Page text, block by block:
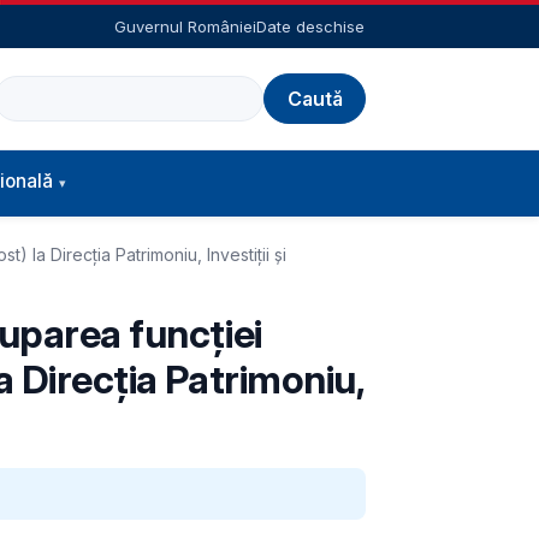
Guvernul RomânieiDate deschise
la Direcția Patrimoniu, Investiții și
funcției
Direcția Patrimoniu,